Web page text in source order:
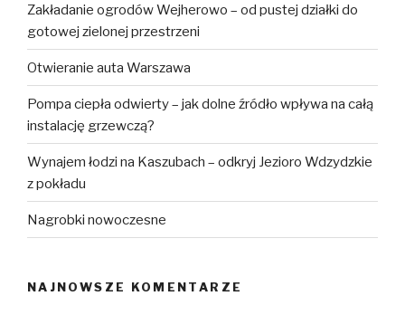
Zakładanie ogrodów Wejherowo – od pustej działki do
gotowej zielonej przestrzeni
Otwieranie auta Warszawa
Pompa ciepła odwierty – jak dolne źródło wpływa na całą
instalację grzewczą?
Wynajem łodzi na Kaszubach – odkryj Jezioro Wdzydzkie
z pokładu
Nagrobki nowoczesne
NAJNOWSZE KOMENTARZE